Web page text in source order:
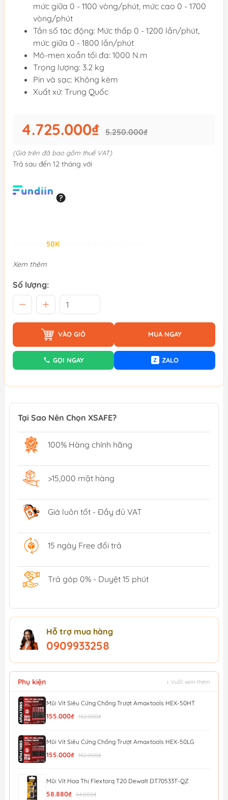
mức giữa 0 - 1100 vòng/phút, mức cao 0 - 1700
vòng/phút
Tần số tác động: Mức thấp 0 - 1200 lần/phút,
mức giữa 0 - 1800 lần/phút
Mô-men xoắn tối đa: 1000 N.m
Trọng lượng: 3.2 kg
Pin và sạc: Không kèm
Xuất xứ: Trung Quốc
4.725.000₫ 5.250.000₫
(Giá trên đã bao gồm thuế VAT)
Trả sau đến 12 tháng với
50K
Xem thêm
Số lượng:
VÀO GIỎ MUA NGAY
GỌI NGAY Z ZALO
Tại Sao Nên Chọn XSAFE?
100% Hàng chính hãng
>15,000 mặt hàng
Giá luôn tốt - Đầy đủ VAT
15 ngày Free đổi trả
Trả góp 0% - Duyệt 15 phút
Hỗ trợ mua hàng
0909933258
Phụ kiện ↕ Vuốt xem thêm
Mũi Vít Siêu Cứng Chống Trượt Amaxtools HEX-50HT
155.000₫ 182.000₫
Mũi Vít Siêu Cứng Chống Trượt Amaxtools HEX-50LG
155.000₫ 182.000₫
Mũi Vít Hoa Thị Flextorq T20 Dewalt DT70533T-QZ
58.880₫ 64.000₫